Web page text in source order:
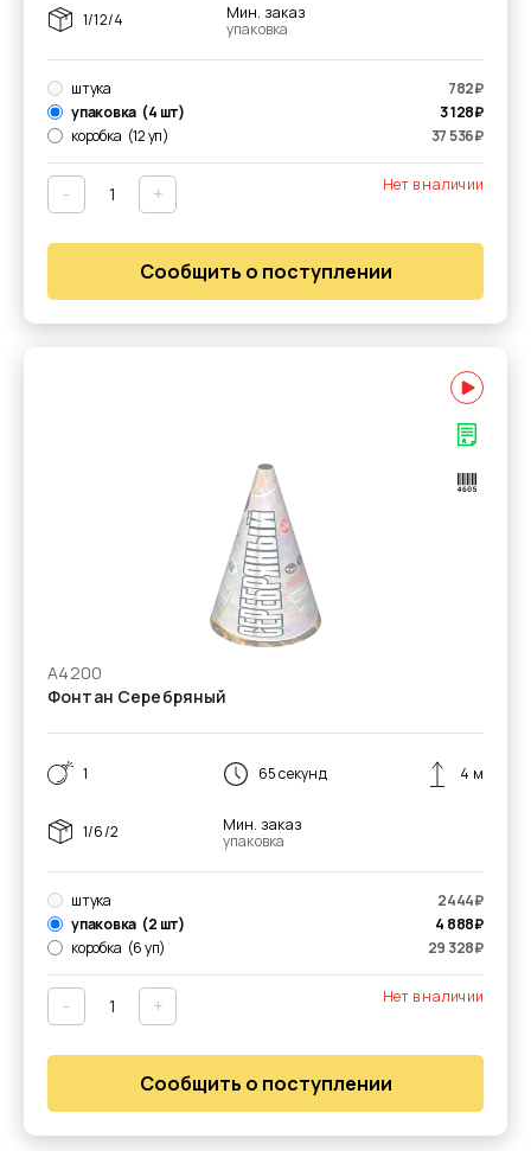
1/12/4
Мин. заказ
упаковка
штука 782₽
упаковка (4 шт) 3 128₽
коробка (12 уп) 37 536₽
- + Нет в наличии
Сообщить о поступлении
А4200
Фонтан Серебряный
1 65 секунд 4 м
1/6/2
Мин. заказ
упаковка
штука 2444₽
упаковка (2 шт) 4 888₽
коробка (6 уп) 29 328₽
- + Нет в наличии
Сообщить о поступлении